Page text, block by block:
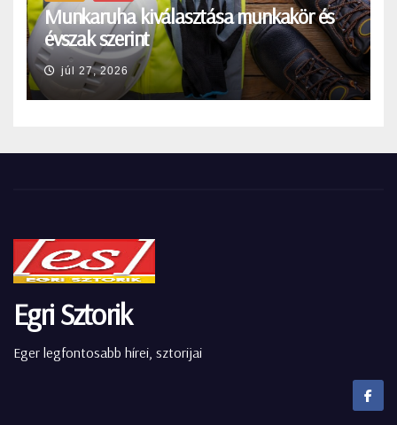
Munkaruha kiválasztása munkakör és
évszak szerint
júl 27, 2026
Egri Sztorik
Eger legfontosabb hírei, sztorijai